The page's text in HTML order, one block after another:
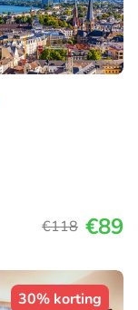
€118 €89
30% korting